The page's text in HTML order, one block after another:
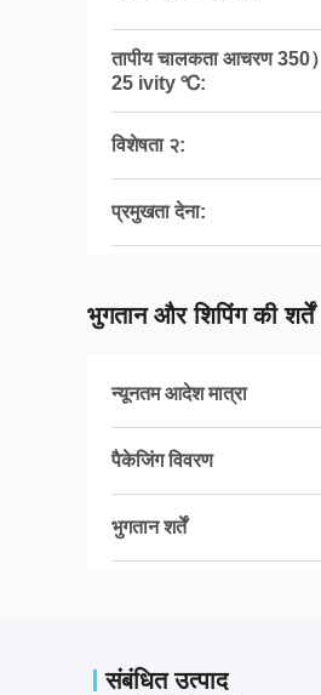
तापीय चालकता आचरण 350）
25 ivity ℃:
विशेषता २:
प्रमुखता देना:
भुगतान और शिपिंग की शर्तें
न्यूनतम आदेश मात्रा
पैकेजिंग विवरण
भुगतान शर्तें
संबंधित उत्पाद